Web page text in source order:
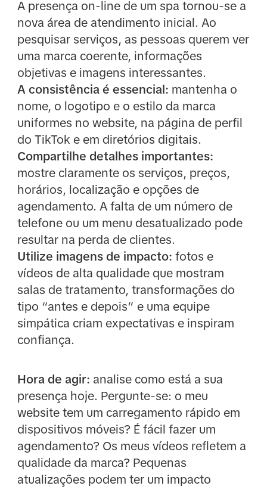
A presença on-line de um spa tornou-se a
nova área de atendimento inicial. Ao
pesquisar serviços, as pessoas querem ver
uma marca coerente, informações
objetivas e imagens interessantes.
A consistência é essencial: mantenha o
nome, o logotipo e o estilo da marca
uniformes no website, na página de perfil
do TikTok e em diretórios digitais.
Compartilhe detalhes importantes:
mostre claramente os serviços, preços,
horários, localização e opções de
agendamento. A falta de um número de
telefone ou um menu desatualizado pode
resultar na perda de clientes.
Utilize imagens de impacto: fotos e
vídeos de alta qualidade que mostram
salas de tratamento, transformações do
tipo “antes e depois” e uma equipe
simpática criam expectativas e inspiram
confiança.
Hora de agir: analise como está a sua
presença hoje. Pergunte-se: o meu
website tem um carregamento rápido em
dispositivos móveis? É fácil fazer um
agendamento? Os meus vídeos refletem a
qualidade da marca? Pequenas
atualizações podem ter um impacto